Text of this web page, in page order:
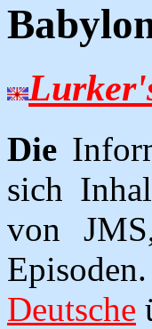
Die
sich
von
Deutsche